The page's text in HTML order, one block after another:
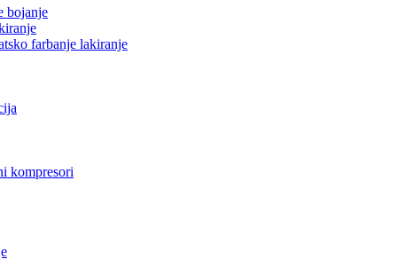
bojanje
farbanje lakiranje
kompresori